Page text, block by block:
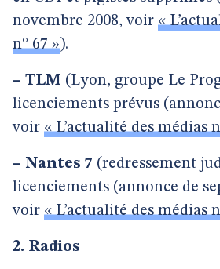
novembre 2008, voir «
n° 67 »).
– TLM (Lyon, groupe Le
licenciements prévus
voir « L’actualité des médias
– Nantes 7 (redressement
licenciements (annonce de
voir « L’actualité des médias
2. Radios